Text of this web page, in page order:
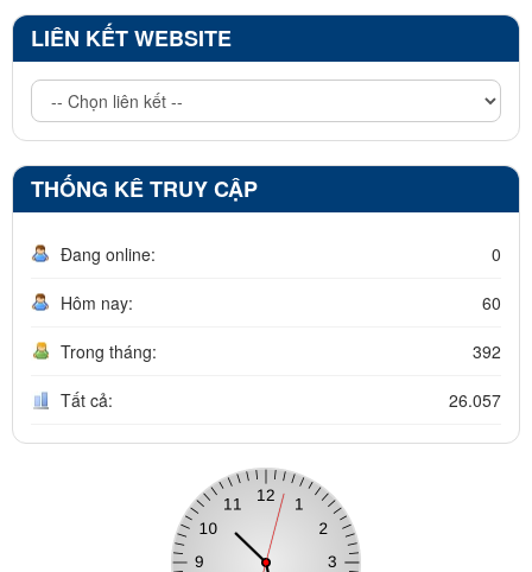
LIÊN KẾT WEBSITE
THỐNG KÊ TRUY CẬP
Đang online: 0
Hôm nay: 60
Trong tháng: 392
Tất cả: 26.057